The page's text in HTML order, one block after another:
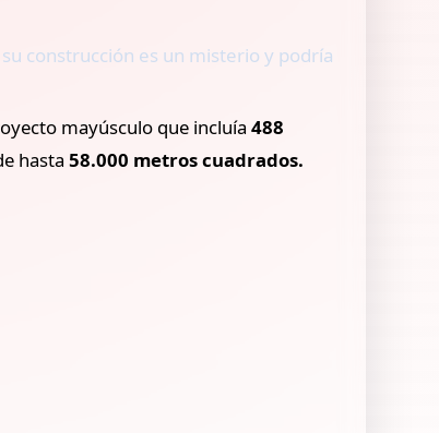
construcción es un misterio y podría
mayúsculo que incluía488
hasta58.000 metros cuadrados.